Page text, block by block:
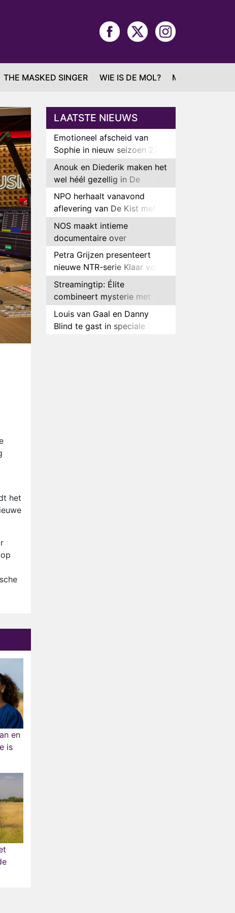
THE MASKED SINGER WIE IS DE MOL? MAFS
het
en
is
LAATSTE NIEUWS
Emotioneel afscheid van
Sophie in nieuw seizoen 22
Kids and Counting
Anouk en Diederik maken het
wel héél gezellig in De
Bondgenoten
NPO herhaalt vanavond
aflevering van De Kist met
Peter Faber
NOS maakt intieme
documentaire over
hockeyster Yibbi Jansen
Petra Grijzen presenteert
nieuwe NTR-serie Klaar voor
de oorlog
Streamingtip: Élite
combineert mysterie met
romantie
Louis van Gaal en Danny
Blind te gast in speciale